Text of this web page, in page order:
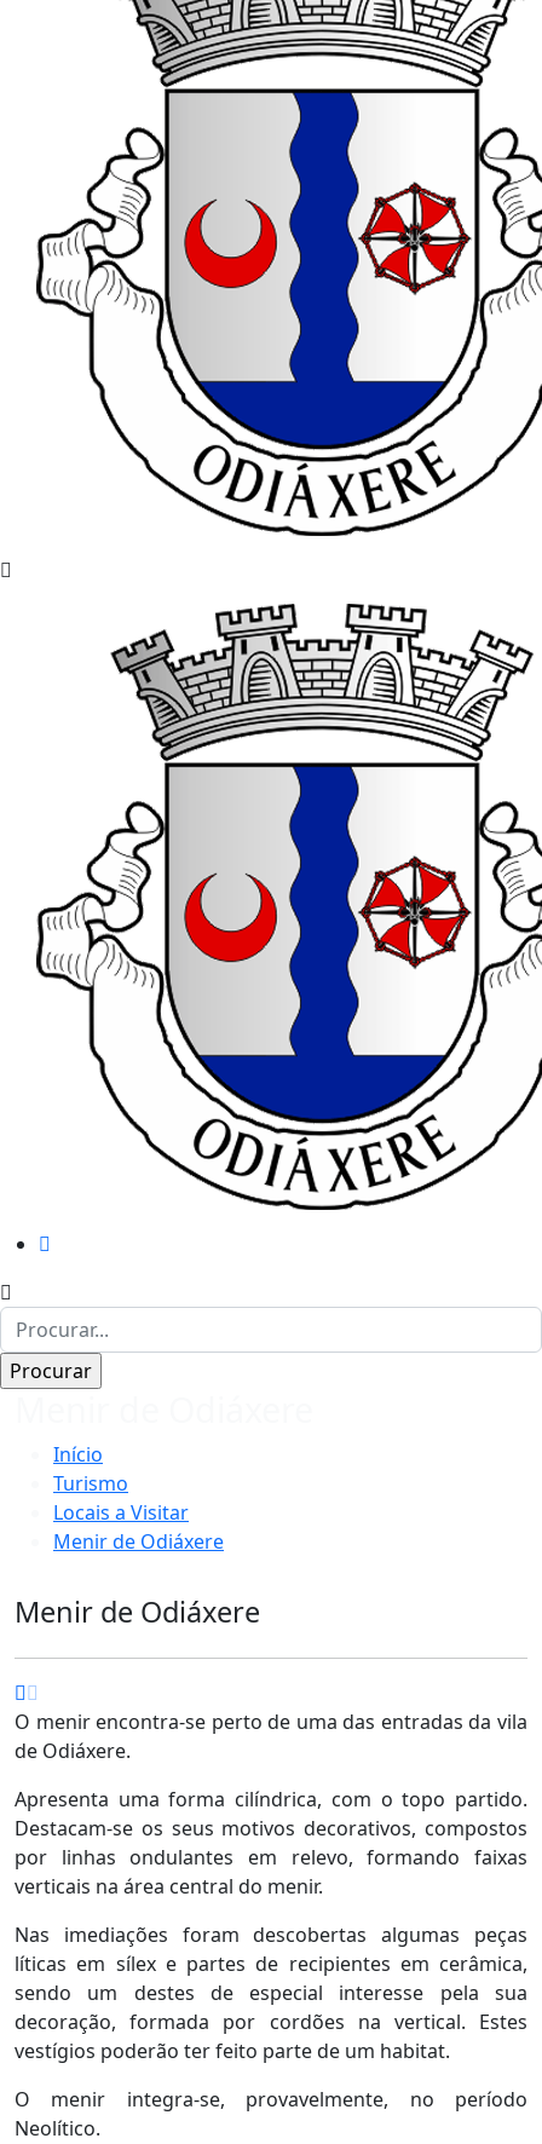
Início
Turismo
Locais a Visitar
Menir de Odiáxere
Menir de Odiáxere
O menir encontra-se perto de uma das entradas da vila
de Odiáxere.
Apresenta uma forma cilíndrica, com o topo partido.
Destacam-se os seus motivos decorativos, compostos
por linhas ondulantes em relevo, formando faixas
verticais na área central do menir.
Nas imediações foram descobertas algumas peças
líticas em sílex e partes de recipientes em cerâmica,
sendo um destes de especial interesse pela sua
decoração, formada por cordões na vertical. Estes
vestígios poderão ter feito parte de um habitat.
O menir integra-se, provavelmente, no período
Neolítico.